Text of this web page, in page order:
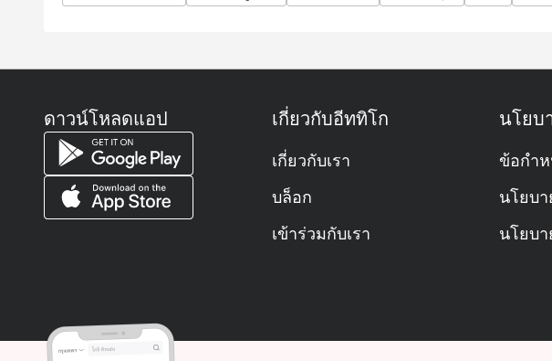
ดาวน์โหลดแอป เกี่ยวกับอีททิโก
เกี่ยวกับเรา
บล็อก
เข้าร่วมกับเรา
นโยบ
ข้อกำ
นโยบ
นโยบา